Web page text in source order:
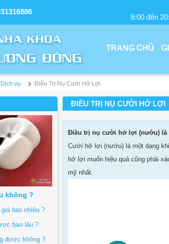
8:00 đến
TRANG CHỦ
Dịch vụ Điều Trị Nụ Cười Hở Lợi
không ?
bao nhiêu ?
bao lâu ?
được không ?
ĐIỀU TRỊ NỤ CƯỜI HỞ LỢI
Điều trị nụ cười hở lợi (nướu) là
Cười hở lợi (nướu) là một dạng
hở lợi muốn hiệu quả cũng phải
mỹ nhất.